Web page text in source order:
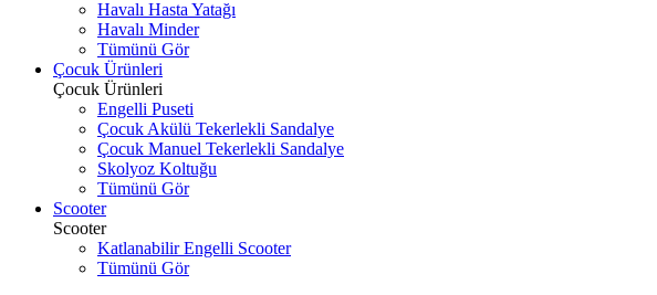
Havalı Hasta Yatağı
Havalı Minder
Tümünü Gör
Çocuk Ürünleri
Çocuk Ürünleri
Engelli Puseti
Çocuk Akülü Tekerlekli Sandalye
Çocuk Manuel Tekerlekli Sandalye
Skolyoz Koltuğu
Tümünü Gör
Scooter
Scooter
Katlanabilir Engelli Scooter
Tümünü Gör